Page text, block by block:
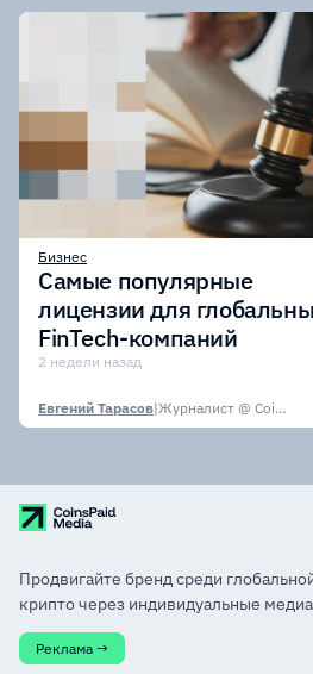
Бизнес
Самые популярные
лицензии для
FinTech-компаний
2 недели назад
Евгений Тарасов| Журналист @ CoinsPaid Media
Продвигайте бренд среди
крипто через индивидуальные
Реклама →